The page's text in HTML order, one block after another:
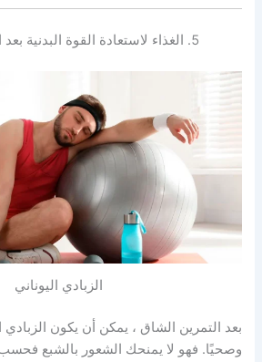
الغذاء لاستعادة القوة البدنية بعد
الزبادي اليوناني
بعد التمرين الشاق ، يمكن أن يكون الزبادي
وصحيًا. فهو لا يمنحك الشعور بالشبع